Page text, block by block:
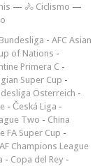
— 🚴 Ciclismo —
- AFC Asian
of Nations -
Primera C -
Super Cup -
Österreich -
- Česká Liga -
Two - China
FA Super Cup -
Champions League
- Copa del Rey -